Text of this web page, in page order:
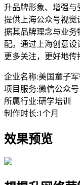
升品牌形象、增强与
提供上海公众号视觉
据其品牌理念与业务
配。通过上海创意设
更多关注，更好地传
企业名称:美国童子
项目服务:微信公众号
所属行业:研学培训
制作时长:1个月
效果预览